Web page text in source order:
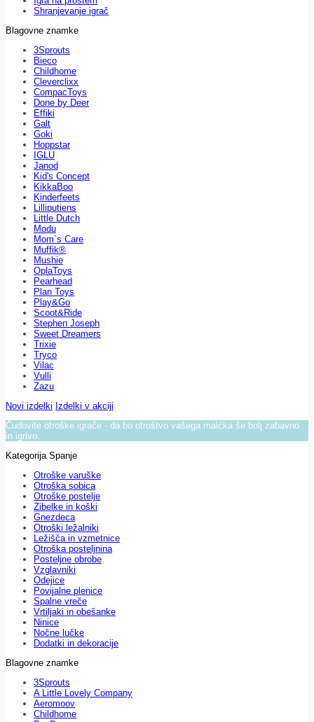
Shranjevanje igrač
Blagovne znamke
3Sprouts
Bieco
Childhome
Cleverclixx
CompacToys
Done by Deer
Effiki
Galt
Goki
Hoppstar
IGLU
Janod
Kid's Concept
KikkaBoo
Kinderfeets
Lilliputiens
Little Dutch
Modu
Mom`s Care
Muffik®
Mushie
OplaToys
Pearhead
Plan Toys
Play&Go
Scoot&Ride
Stephen Joseph
Sweet Dreamers
Trixie
Tryco
Vilac
Vulli
Zazu
Novi izdelki Izdelki v akciji
Čudovite otroške igrače - da bo otroštvo vašega malčka še bolj zabavno
in igrivo.
Kategorija Spanje
Otroške varuške
Otroška sobica
Otroške postelje
Zibelke in koški
Gnezdeca
Otroški ležalniki
Ležišča in vzmetnice
Otroška posteljnina
Posteljne obrobe
Vzglavniki
Odejice
Povijalne plenice
Spalne vreče
Vrtiljaki in obešanke
Ninice
Nočne lučke
Dodatki in dekoracije
Blagovne znamke
3Sprouts
A Little Lovely Company
Aeromoov
Childhome